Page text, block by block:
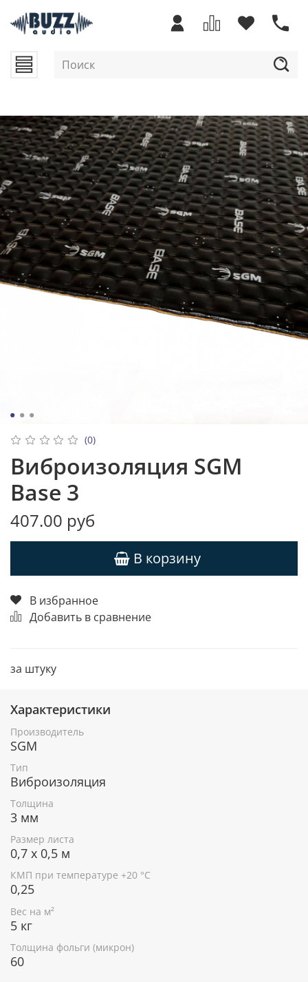
(0)
Виброизоляция SGM
Base 3
407.00 руб
В корзину
В избранное
Добавить в сравнение
за штуку
Характеристики
Производитель
SGM
Тип
Виброизоляция
Толщина
3 мм
Размер листа
0,7 х 0,5 м
КМП при температуре +20 °С
0,25
Вес на м²
5 кг
Толщина фольги (микрон)
60